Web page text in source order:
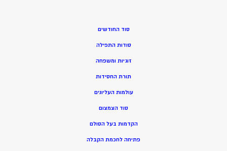
סוד החודשים
סודות התפילה
זוגיות ומשפחה
תורת החסידות
עולמות העליונים
סוד הצמצום
הקדמות בעל הסולם
פתיחה לחכמת הקבלה